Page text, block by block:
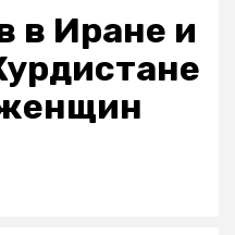
в Иране и